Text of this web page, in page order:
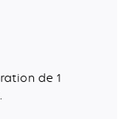
de 1